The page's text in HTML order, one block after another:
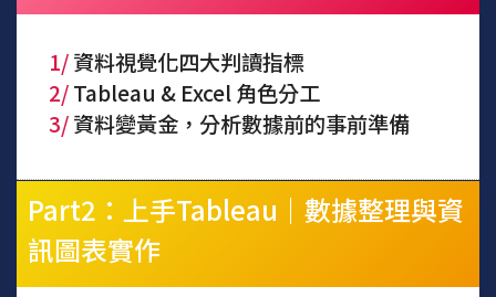
1/資料視覺化四大判讀指標
2/Tableau & Excel 角色分工
3/資料變黃金，分析數據前的事前準備
Part2：上手Tableau｜數據整理與資
訊圖表實作